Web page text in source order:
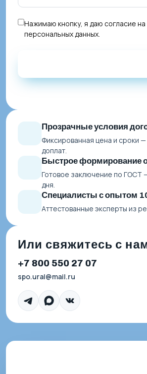
Нажимаю кнопку, я даю согласие
персональных данных.
Прозрачные условия
Фиксированная цена и сроки
доплат.
Быстрое формирование
Готовое заключение по ГОСТ
дня.
Специалисты с опытом
Аттестованные эксперты из
Или свяжитесь с
+7 800 550 27 07
spo.ural@mail.ru